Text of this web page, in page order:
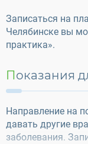
Записаться на
Челябинске вы
практика».
Показания
Направление на
давать другие
заболевания.